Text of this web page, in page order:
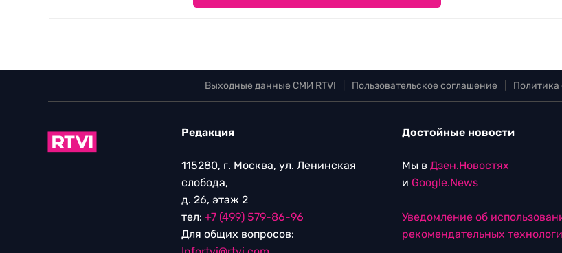
Выходные данные СМИ RTVI Пользовательское соглашение Политика
Редакция
115280, г. Москва, ул. Ленинская
слобода,
д. 26, этаж 2
тел: +7 (499) 579-86-96
Для общих вопросов:
Достойные новости
Мы в Дзен.Новостях
и Google.News
Уведомление об
рекомендательных